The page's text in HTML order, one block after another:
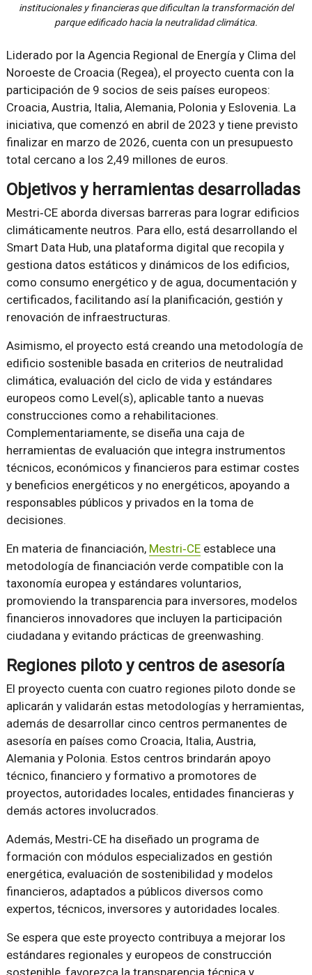
institucionales y financieras que dificultan la transformación del
parque edificado hacia la neutralidad climática.
Liderado por la Agencia Regional de Energía y Clima del
Noroeste de Croacia (Regea), el proyecto cuenta con la
participación de 9 socios de seis países europeos:
Croacia, Austria, Italia, Alemania, Polonia y Eslovenia. La
iniciativa, que comenzó en abril de 2023 y tiene previsto
finalizar en marzo de 2026, cuenta con un presupuesto
total cercano a los 2,49 millones de euros.
Objetivos y herramientas desarrolladas
Mestri‑CE aborda diversas barreras para lograr edificios
climáticamente neutros. Para ello, está desarrollando el
Smart Data Hub, una plataforma digital que recopila y
gestiona datos estáticos y dinámicos de los edificios,
como consumo energético y de agua, documentación y
certificados, facilitando así la planificación, gestión y
renovación de infraestructuras.
Asimismo, el proyecto está creando una metodología de
edificio sostenible basada en criterios de neutralidad
climática, evaluación del ciclo de vida y estándares
europeos como Level(s), aplicable tanto a nuevas
construcciones como a rehabilitaciones.
Complementariamente, se diseña una caja de
herramientas de evaluación que integra instrumentos
técnicos, económicos y financieros para estimar costes
y beneficios energéticos y no energéticos, apoyando a
responsables públicos y privados en la toma de
decisiones.
En materia de financiación, Mestri‑CEestablece una
metodología de financiación verde compatible con la
taxonomía europea y estándares voluntarios,
promoviendo la transparencia para inversores, modelos
financieros innovadores que incluyen la participación
ciudadana y evitando prácticas de greenwashing.
Regiones piloto y centros de asesoría
El proyecto cuenta con cuatro regiones piloto donde se
aplicarán y validarán estas metodologías y herramientas,
además de desarrollar cinco centros permanentes de
asesoría en países como Croacia, Italia, Austria,
Alemania y Polonia. Estos centros brindarán apoyo
técnico, financiero y formativo a promotores de
proyectos, autoridades locales, entidades financieras y
demás actores involucrados.
Además, Mestri‑CE ha diseñado un programa de
formación con módulos especializados en gestión
energética, evaluación de sostenibilidad y modelos
financieros, adaptados a públicos diversos como
expertos, técnicos, inversores y autoridades locales.
Se espera que este proyecto contribuya a mejorar los
estándares regionales y europeos de construcción